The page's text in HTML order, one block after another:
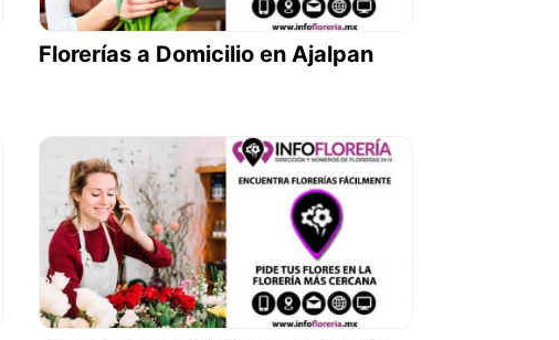
Florerías a Domicilio en Ajalpan